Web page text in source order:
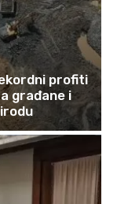
profiti
građane i